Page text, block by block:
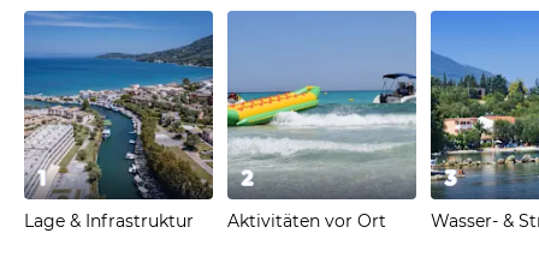
1
Lage & Infrastruktur
2
Aktivitäten vor Ort
3